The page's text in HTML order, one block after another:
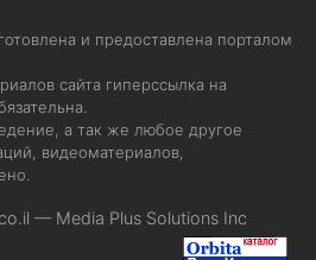
и предоставлена порталом
сайта гиперссылка на
а так же любое другое
видеоматериалов,
— Media Plus Solutions Inc